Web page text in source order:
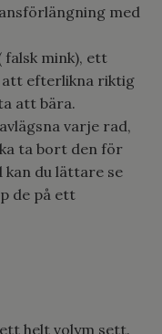
med
falsk mink), ett
efterlikna riktig
att bära.
varje rad,
ta bort den för
kan du lättare se
de på ett
helt volym sett.